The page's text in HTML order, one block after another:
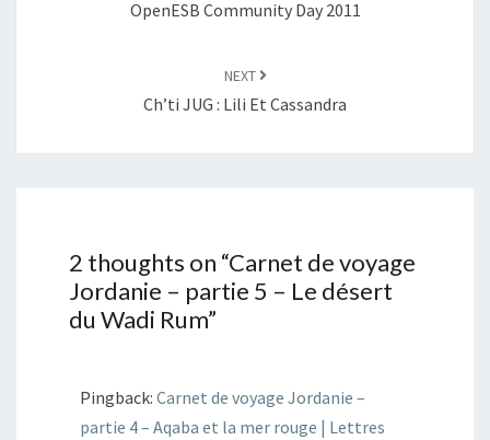
OpenESB Community Day 2011
NEXT
Ch’ti JUG : Lili Et Cassandra
2 thoughts on “Carnet de voyage
Jordanie – partie 5 – Le désert
du Wadi Rum”
Pingback: Carnet de voyage Jordanie –
partie 4 – Aqaba et la mer rouge | Lettres